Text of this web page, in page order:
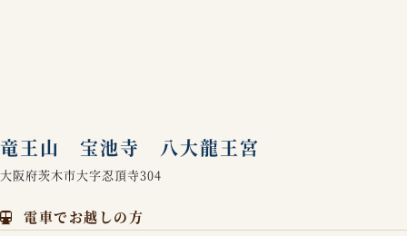
竜王山 宝池寺 八大龍王宮
大阪府茨木市大字忍頂寺304
電車でお越しの方